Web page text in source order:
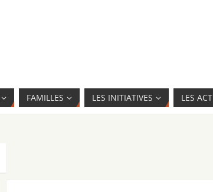
FAMILLES LES INITIATIVES LES